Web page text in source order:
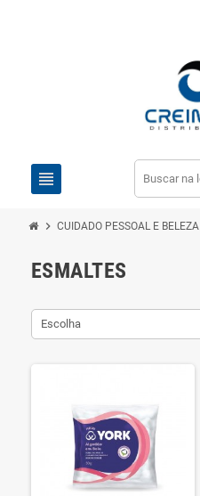
view_headline
chevron_right CUIDADO PESSOAL E BELEZA
ESMALTES
Escolha